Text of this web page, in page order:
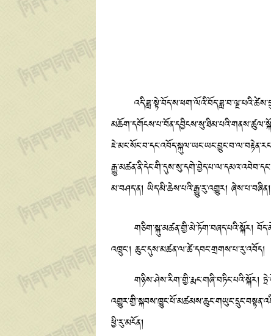
མ་བཤད་ན། ཡིད་མི་ཆེས་པའི་རྒྱུ་རུ་འགྱུར།
གཅིག་སྐུ་མཚན་གྱི་མེ་ཏོག་བཞད་པའི་སྐོར།
འཁྲུང་། ཆུང་དུས་མཚན་ལ་ཚེ་དབང་གྲགས་པ་རུ་འབོད།
གཉིས་ཤེས་རིག་གྱི་རྨང་གཞི་བཏིང་པའི་སྐོར།
ཕྱི་རུ་མངོན།